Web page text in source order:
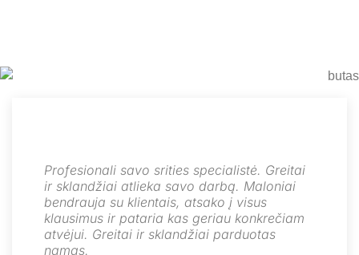
Profesionali savo srities specialistė. Greitai
ir sklandžiai atlieka savo darbą. Maloniai
bendrauja su klientais, atsako į visus
klausimus ir pataria kas geriau konkrečiam
atvėjui. Greitai ir sklandžiai parduotas
namas.